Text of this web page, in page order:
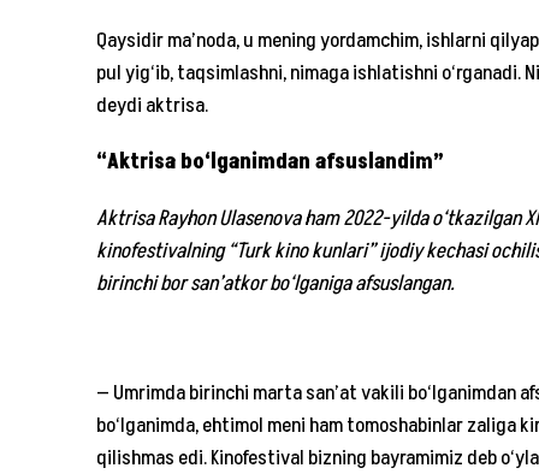
Qaysidir ma’noda, u mening yordamchim, ishlarni
pul yig‘ib, taqsimlashni, nimaga ishlatishni
deydi aktrisa.
“Aktrisa bo‘lganimdan afsuslandim”
Aktrisa Rayhon Ulasenova ham 2022-yilda o‘tkazilgan
kinofestivalning “Turk kino kunlari” ijodiy kechasi
birinchi bor san’atkor bo‘lganiga afsuslangan.
— Umrimda birinchi marta san’at vakili bo‘lganimdan
bo‘lganimda, ehtimol meni ham tomoshabinlar zaliga
qilishmas edi. Kinofestival bizning bayramimiz deb